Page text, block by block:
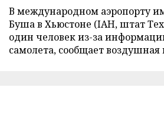
В международном аэропорту
Буша в Хьюстоне (IAH, штат
один человек из-за
самолета, сообщает воздушная